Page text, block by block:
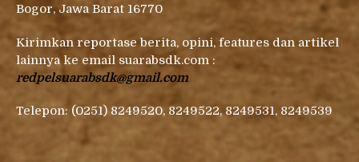
Bogor, Jawa Barat 16770
Kirimkan reportase berita, opini, features dan artikel
lainnya ke email suarabsdk.com :
redpelsuarabsdk@gmail.com
Telepon: (0251) 8249520, 8249522, 8249531, 8249539